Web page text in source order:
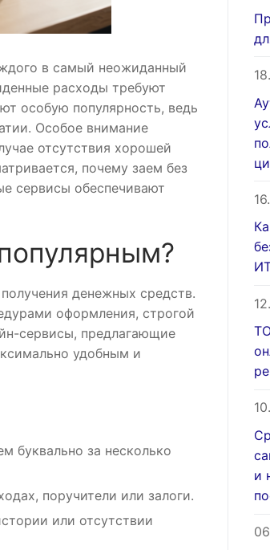
в самый неожиданный
расходы требуют
особую популярность, ведь
Особое внимание
отсутствия хорошей
почему заем без
сервисы обеспечивают
денежных средств.
оформления, строгой
сервисы, предлагающие
удобным и
буквально за несколько
поручители или залоги.
или отсутствии
и